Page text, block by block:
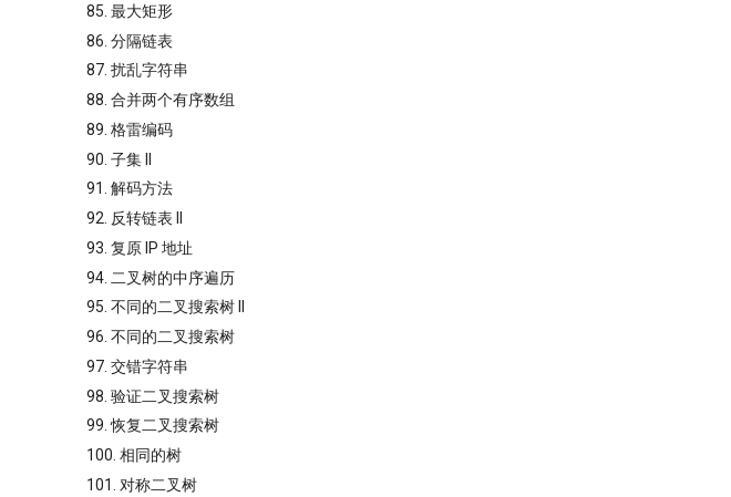
85. 最大矩形
86. 分隔链表
87. 扰乱字符串
88. 合并两个有序数组
89. 格雷编码
90. 子集 II
91. 解码方法
92. 反转链表 II
93. 复原 IP 地址
94. 二叉树的中序遍历
95. 不同的二叉搜索树 II
96. 不同的二叉搜索树
97. 交错字符串
98. 验证二叉搜索树
99. 恢复二叉搜索树
100. 相同的树
101. 对称二叉树